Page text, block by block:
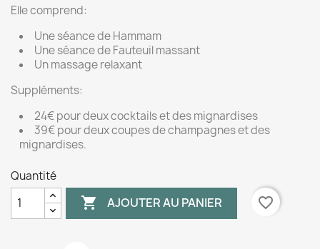
Elle comprend:
Une séance de Hammam
Une séance de Fauteuil massant
Un massage relaxant
Suppléments:
24€ pour deux cocktails et des mignardises
39€ pour deux coupes de champagnes et des
mignardises.
Quantité
 AJOUTER AU PANIER favorite_border